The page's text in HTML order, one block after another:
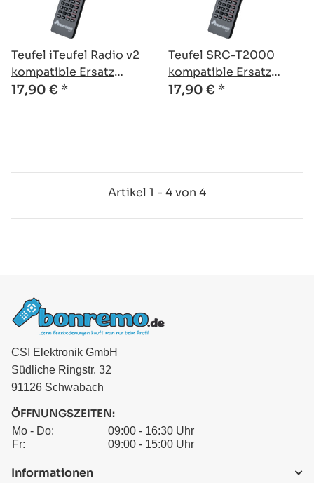
Teufel iTeufel Radio v2
kompatible Ersatz
Fernbedienung
17,90 € *
Teufel SRC-T2000
kompatible Ersatz
Fernbedienung
17,90 € *
Artikel 1 - 4 von 4
CSI Elektronik GmbH
Südliche Ringstr. 32
91126 Schwabach
ÖFFNUNGSZEITEN:
Mo - Do:
09:00 - 16:30 Uhr
Fr:
09:00 - 15:00 Uhr
Informationen